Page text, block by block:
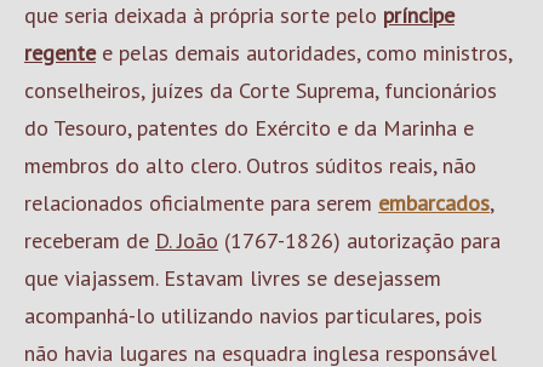
que seria deixada à própria sorte pelo príncipe
regentee pelas demais autoridades, como ministros,
conselheiros, juízes da Corte Suprema, funcionários
do Tesouro, patentes do Exército e da Marinha e
membros do alto clero. Outros súditos reais, não
relacionados oficialmente para serem embarcados,
receberam de D. João (1767-1826) autorização para
que viajassem. Estavam livres se desejassem
acompanhá-lo utilizando navios particulares, pois
não havia lugares na esquadra inglesa responsável